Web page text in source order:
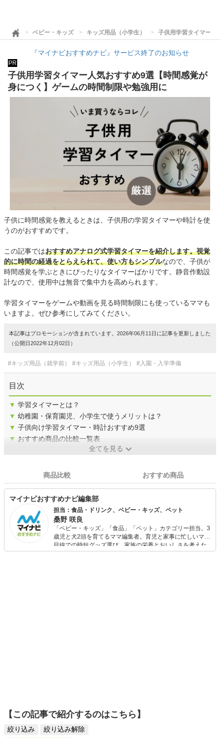
ベビー・キッズ キッズ用品（小学生） 子供用学習タイマー人
『マイナビおすすめナビ』サービス終了のお知らせ
PR
子供用学習タイマー人気おすすめ9選【時間感覚が
身につく】ゲームの時間制限や勉強用に
子供に時間感覚を教えるときは、子供用の学習タイマーや時計を使
うのがおすすめです。
この記事ではおすすめアナログ式学習タイマーを紹介します。視覚
的に時間の経過をとらえられて、使い方もシンプルなので、子供が
時間感覚を学ぶときにぴったりなタイマーばかりです。静音作動設
計なので、使用中は無音で集中力を高められます。
学習タイマーをゲームや動画を見る時間制限にも使っているママも
いますよ。ぜひ参考にしてみてください。
本記事はプロモーションが含まれています。2026年06月11日に記事を更新しました
（公開日2022年12月02日）
#キッズ用品（就学前） #キッズ用品（小学生） #入園・入学準備
目次
▼ 学習タイマーとは？
▼ 幼稚園・保育園児、小学生で使うメリットは？
▼ 子供向け学習タイマー・時計おすすめ9選
▼ おすすめ商品の比較一覧表
全てを見る
商品比較 おすすめ商品
マイナビおすすめナビ編集部
担当：食品・ドリンク、ベビー・キッズ、ペット
桑野 咲良
「ベビー・キッズ」「食品」「ペット」カテゴリー担当。3
歳児と犬2頭を育てるママ編集者。育児と家事に忙しいママ
目線での時短グッズ選び、家族の栄養とおいしさを考えた
食品選び、束の間のリラックスタイムを楽しむためのスイ
【この記事で紹介するのはこちら】
絞り込み
絞り込み解除